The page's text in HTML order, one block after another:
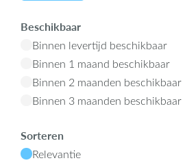
Beschikbaar
Binnen levertijd beschikbaar
Binnen 1 maand beschikbaar
Binnen 2 maanden beschikbaar
Binnen 3 maanden beschikbaar
Sorteren
Relevantie